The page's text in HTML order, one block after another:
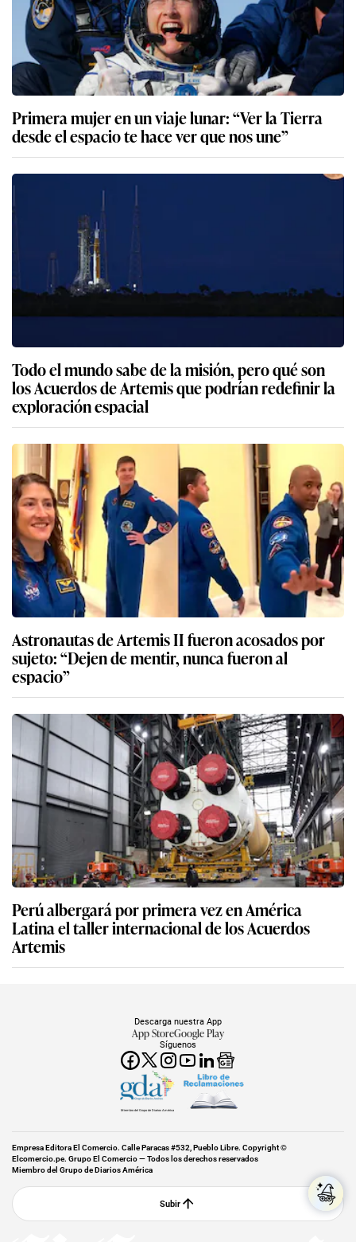
Primera mujer en un viaje lunar: “Ver la Tierra
desde el espacio te hace ver que nos une”
Todo el mundo sabe de la misión, pero qué son
los Acuerdos de Artemis que podrían redefinir la
exploración espacial
Astronautas de Artemis II fueron acosados por
sujeto: “Dejen de mentir, nunca fueron al
espacio”
Perú albergará por primera vez en América
Latina el taller internacional de los Acuerdos
Artemis
Síguenos
Descarga nuestra App
App StoreGoogle Play
Miembro del Grupo de Diarios América
Empresa Editora El Comercio. Calle Paracas #532, Pueblo Libre. Copyright ©
Elcomercio.pe. Grupo El Comercio — Todos los derechos reservados
Miembro del Grupo de Diarios América
Subir